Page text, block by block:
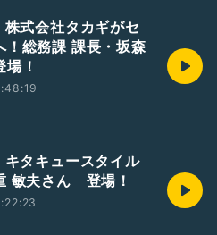
株式会社タカギがセ
！総務課 課長・坂森
！
キタキュースタイル
敏夫さん 登場！